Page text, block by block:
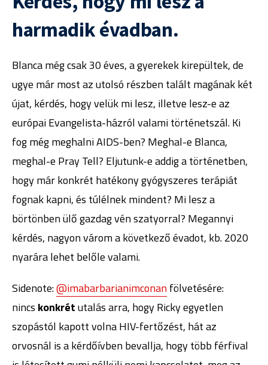
harmadik évadban.
Blanca még csak 30 éves, a gyerekek kirepültek, de
ugye már most az utolsó részben talált magának két
újat, kérdés, hogy velük mi lesz, illetve lesz-e az
európai Evangelista-házról valami történetszál. Ki
fog még meghalni AIDS-ben? Meghal-e Blanca,
meghal-e Pray Tell? Eljutunk-e addig a történetben,
hogy már konkrét hatékony gyógyszeres terápiát
fognak kapni, és túlélnek mindent? Mi lesz a
börtönben ülő gazdag vén szatyorral? Megannyi
kérdés, nagyon várom a következő évadot, kb. 2020
nyarára lehet belőle valami.
Sidenote:@imabarbarianimconanfölvetésére:
nincs konkrétutalás arra, hogy Ricky egyetlen
szopástól kapott volna HIV-fertőzést, hát az
orvosnál is a kérdőívben bevallja, hogy több férfival